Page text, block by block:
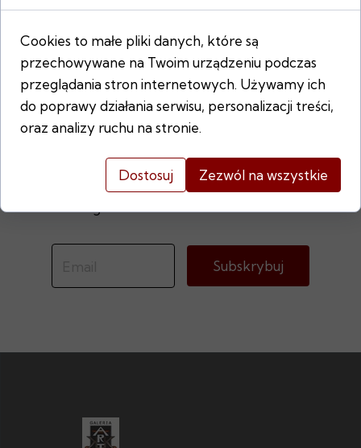
wiadomości prosto
do swojej skrzynki
O najnowszych i nadchodzących
Aukcjach Sztuki.
wydarzeniach.
O najnowszych Pracach w naszych
Subskrybuj
Cookies to małe pliki danych, które są
przechowywane na Twoim urządzeniu podczas
przeglądania stron internetowych. Używamy ich
do poprawy działania serwisu, personalizacji treści,
oraz analizy ruchu na stronie.
Dostosuj Zezwól na wszystkie